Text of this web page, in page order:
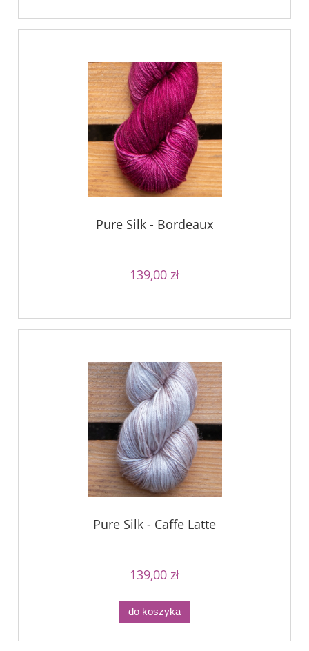
Pure Silk - Bordeaux
139,00 zł
Pure Silk - Caffe Latte
139,00 zł
do koszyka